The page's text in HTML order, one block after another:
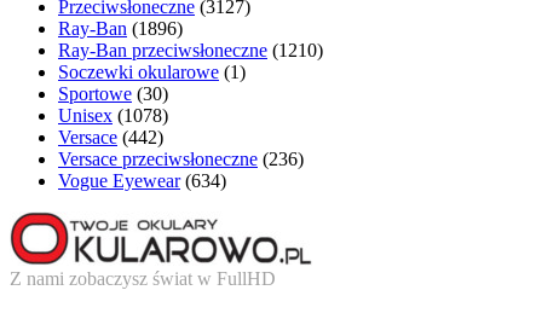
Przeciwsłoneczne (3127)
Ray-Ban (1896)
Ray-Ban przeciwsłoneczne (1210)
Soczewki okularowe (1)
Sportowe (30)
Unisex (1078)
Versace (442)
Versace przeciwsłoneczne (236)
Vogue Eyewear (634)
Z nami zobaczysz świat w FullHD